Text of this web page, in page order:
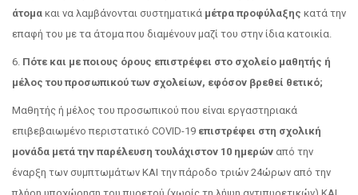
άτομα και να λαμβάνονται συστηματικά μέτρα προφύλαξης κατά την
επαφή του με τα άτομα που διαμένουν μαζί του στην ίδια κατοικία.
6. Πότε και με ποιους όρους επιστρέφει στο σχολείο μαθητής ή
μέλος του προσωπικού των σχολείων, εφόσον βρεθεί θετικό;
Μαθητής ή μέλος του προσωπικού που είναι εργαστηριακά
επιβεβαιωμένο περιστατικό COVID-19 επιστρέφει στη σχολική
μονάδα μετά την παρέλευση τουλάχιστον 10 ημερών από την
έναρξη των συμπτωμάτων ΚΑΙ την πάροδο τριών 24ώρων από την